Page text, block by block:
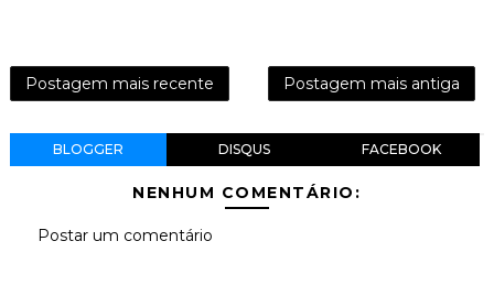
Postagem mais recente Postagem mais antiga
BLOGGER DISQUS FACEBOOK
NENHUM COMENTÁRIO:
Postar um comentário